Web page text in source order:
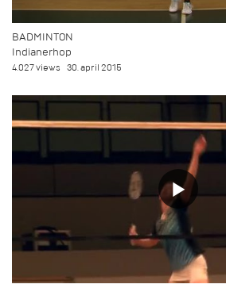
BADMINTON
Indianerhop
4.027 views 30. april 2015